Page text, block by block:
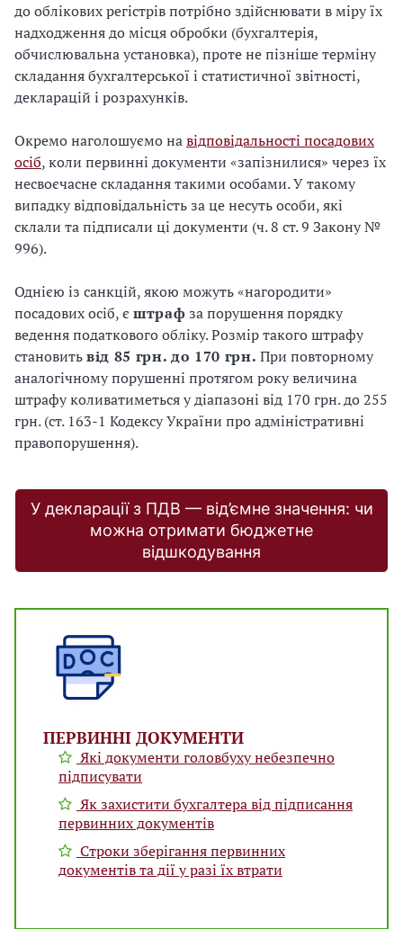
до облікових регістрів потрібно здійснювати в міру їх
надходження до місця обробки (бухгалтерія,
обчислювальна установка), проте не пізніше терміну
складання бухгалтерської і статистичної звітності,
декларацій і розрахунків.
Окремо наголошуємо навідповідальності посадових
осіб, коли первинні документи «запізнилися» через їх
несвоєчасне складання такими особами. У такому
випадку відповідальність за це несуть особи, які
склали та підписали ці документи (ч. 8 ст. 9 Закону №
996).
Однією із санкцій, якою можуть «нагородити»
посадових осіб, є штрафза порушення порядку
ведення податкового обліку. Розмір такого штрафу
становитьвід 85 грн. до 170 грн. При повторному
аналогічному порушенні протягом року величина
штрафу коливатиметься у діапазоні від 170 грн. до 255
грн. (ст. 163-1 Кодексу України про адміністративні
правопорушення).
У декларації з ПДВ — від’ємне значення: чи
можна отримати бюджетне
відшкодування
ПЕРВИННІ ДОКУМЕНТИ
Які документи головбуху небезпечно
підписувати
Як захистити бухгалтера від підписання
первинних документів
Строки зберігання первинних
документів та дії у разі їх втрати